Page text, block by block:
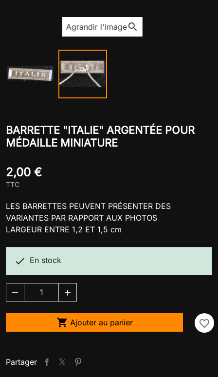
Agrandir l'image
BARRETTE "ITALIE" ARGENTÉE POUR
MÉDAILLE MINIATURE
2,00 €
TTC
LES BARRETTES PEUVENT PRÉSENTER DES
VARIANTES PAR RAPPORT AUX PHOTOS
LARGEUR ENTRE 1,2 ET 1,5 cm
 En stock
 
 Ajouter au panier favorite_border
Partager